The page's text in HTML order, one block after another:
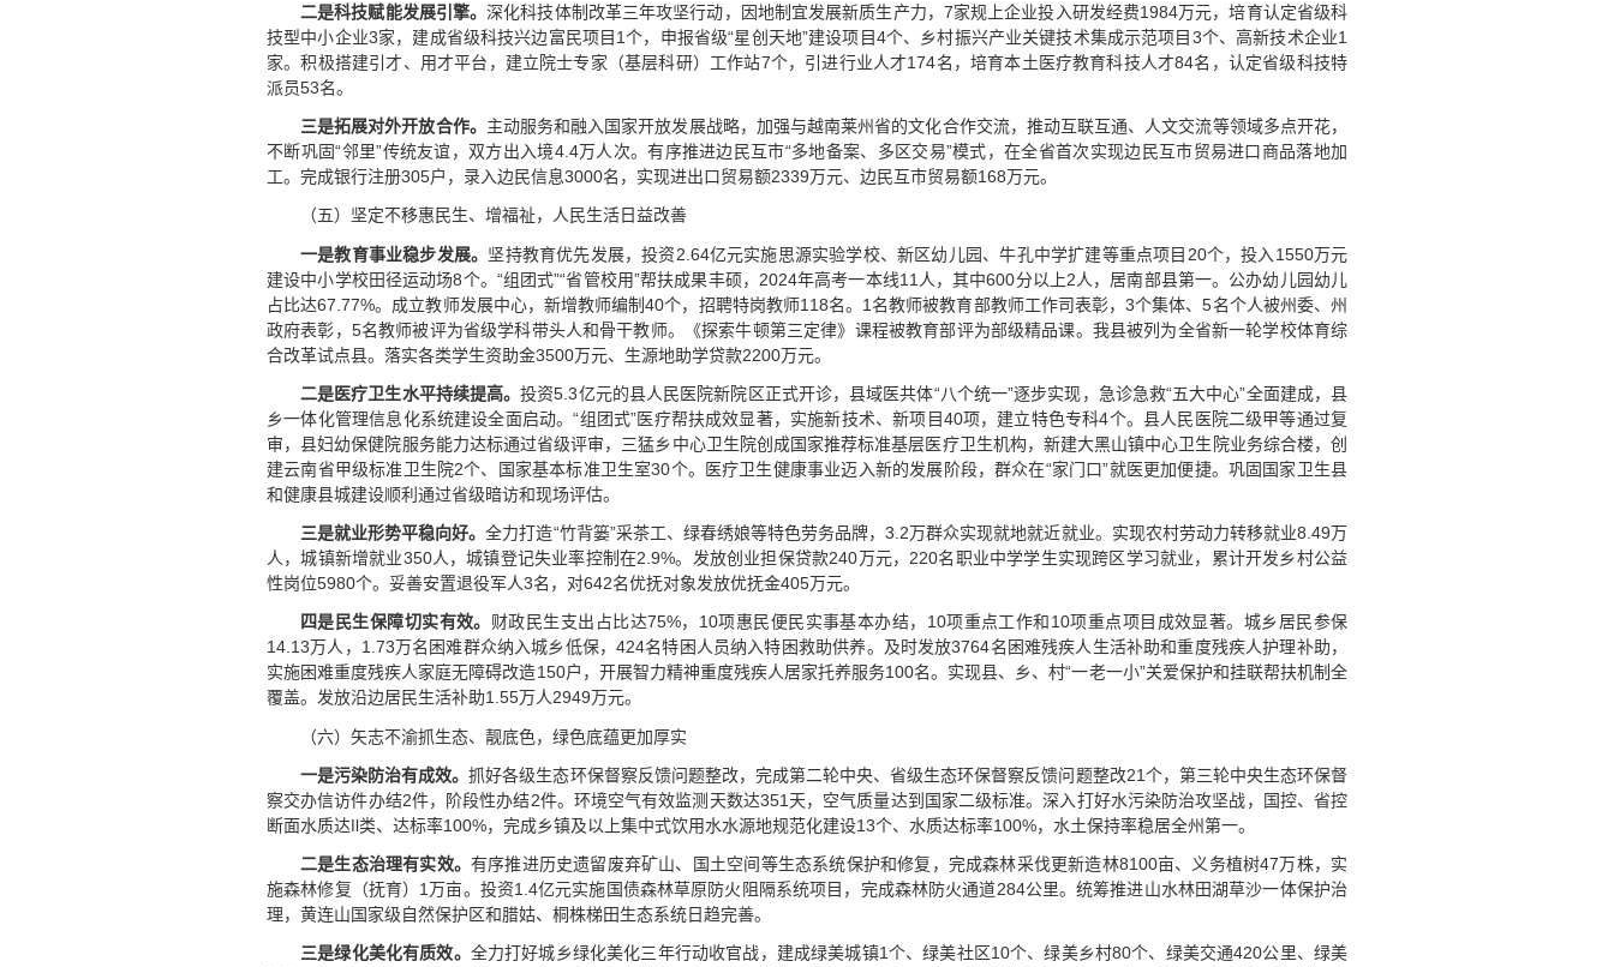
二是科技赋能发展引擎。深化科技体制改革三年攻坚行动，因地制宜发展新质生产力，7家规上企业投入研发经费1984万元，培育认定省级科
技型中小企业3家，建成省级科技兴边富民项目1个，申报省级“星创天地”建设项目4个、乡村振兴产业关键技术集成示范项目3个、高新技术企业1
家。积极搭建引才、用才平台，建立院士专家（基层科研）工作站7个，引进行业人才174名，培育本土医疗教育科技人才84名，认定省级科技特
派员53名。
三是拓展对外开放合作。 主动服务和融入国家开放发展战略，加强与越南莱州省的文化合作交流，推动互联互通、人文交流等领域多点开花，
不断巩固“邻里”传统友谊，双方出入境4.4万人次。有序推进边民互市“多地备案、多区交易”模式，在全省首次实现边民互市贸易进口商品落地加
工。完成银行注册305户，录入边民信息3000名，实现进出口贸易额2339万元、边民互市贸易额168万元。
（五）坚定不移惠民生、增福祉，人民生活日益改善
一是教育事业稳步发展。 坚持教育优先发展，投资2.64亿元实施思源实验学校、新区幼儿园、牛孔中学扩建等重点项目20个，投入1550万元
建设中小学校田径运动场8个。“组团式”“省管校用”帮扶成果丰硕，2024年高考一本线11人，其中600分以上2人，居南部县第一。公办幼儿园幼儿
占比达67.77%。成立教师发展中心，新增教师编制40个，招聘特岗教师118名。1名教师被教育部教师工作司表彰，3个集体、5名个人被州委、州
政府表彰，5名教师被评为省级学科带头人和骨干教师。《探索牛顿第三定律》课程被教育部评为部级精品课。我县被列为全省新一轮学校体育综
合改革试点县。落实各类学生资助金3500万元、生源地助学贷款2200万元。
二是医疗卫生水平持续提高。投资5.3亿元的县人民医院新院区正式开诊，县域医共体“八个统一”逐步实现，急诊急救“五大中心”全面建成，县
乡一体化管理信息化系统建设全面启动。“组团式”医疗帮扶成效显著，实施新技术、新项目40项，建立特色专科4个。县人民医院二级甲等通过复
审，县妇幼保健院服务能力达标通过省级评审，三猛乡中心卫生院创成国家推荐标准基层医疗卫生机构，新建大黑山镇中心卫生院业务综合楼，创
建云南省甲级标准卫生院2个、国家基本标准卫生室30个。医疗卫生健康事业迈入新的发展阶段，群众在“家门口”就医更加便捷。巩固国家卫生县
和健康县城建设顺利通过省级暗访和现场评估。
三是就业形势平稳向好。全力打造“竹背篓”采茶工、绿春绣娘等特色劳务品牌，3.2万群众实现就地就近就业。实现农村劳动力转移就业8.49万
人，城镇新增就业350人，城镇登记失业率控制在2.9%。发放创业担保贷款240万元，220名职业中学学生实现跨区学习就业，累计开发乡村公益
性岗位5980个。妥善安置退役军人3名，对642名优抚对象发放优抚金405万元。
四是民生保障切实有效。 财政民生支出占比达75%，10项惠民便民实事基本办结，10项重点工作和10项重点项目成效显著。城乡居民参保
14.13万人，1.73万名困难群众纳入城乡低保，424名特困人员纳入特困救助供养。及时发放3764名困难残疾人生活补助和重度残疾人护理补助，
实施困难重度残疾人家庭无障碍改造150户，开展智力精神重度残疾人居家托养服务100名。实现县、乡、村“一老一小”关爱保护和挂联帮扶机制全
覆盖。发放沿边居民生活补助1.55万人2949万元。
（六）矢志不渝抓生态、靓底色，绿色底蕴更加厚实
一是污染防治有成效。抓好各级生态环保督察反馈问题整改，完成第二轮中央、省级生态环保督察反馈问题整改21个，第三轮中央生态环保督
察交办信访件办结2件，阶段性办结2件。环境空气有效监测天数达351天，空气质量达到国家二级标准。深入打好水污染防治攻坚战，国控、省控
断面水质达Ⅱ类、达标率100%，完成乡镇及以上集中式饮用水水源地规范化建设13个、水质达标率100%，水土保持率稳居全州第一。
二是生态治理有实效。有序推进历史遗留废弃矿山、国土空间等生态系统保护和修复，完成森林采伐更新造林8100亩、义务植树47万株，实
施森林修复（抚育）1万亩。投资1.4亿元实施国债森林草原防火阻隔系统项目，完成森林防火通道284公里。统筹推进山水林田湖草沙一体保护治
理，黄连山国家级自然保护区和腊姑、桐株梯田生态系统日趋完善。
三是绿化美化有质效。 全力打好城乡绿化美化三年行动收官战，建成绿美城镇1个、绿美社区10个、绿美乡村80个、绿美交通420公里、绿美